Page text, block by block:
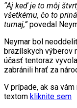
“Aj keď je to môj
všetkému, čo to
turnaj,”povedal
Neymar bol
brazílskych výberov
účasť tentoraz
zabránili hrať za
V prípade, ak sa
textom kliknite sem